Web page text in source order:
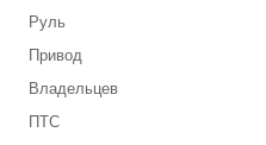
Руль
Привод
Владельцев
ПТС